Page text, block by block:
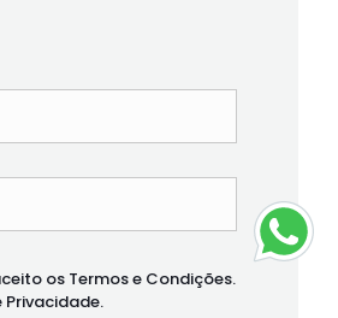
os Termos e Condições.
.